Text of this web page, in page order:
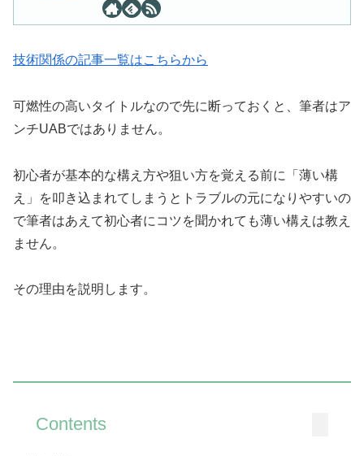
技術関係の記事一覧はこちらから
可燃性の高いタイトルなので先に断っておくと、筆者はア
ンチUABではありません。
初心者が基本的な構え方や狙い方を覚える前に「薄い構
え」を叩き込まれてしまうとトラブルの元になりやすいの
で筆者はあえて初心者にコツを聞かれても薄い構えは教え
ません。
その理由を説明します。
Contents